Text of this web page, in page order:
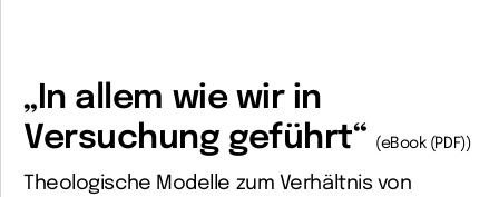
„In allem wie wir in
Versuchung geführt“
(eBook (PDF))
Theologische Modelle zum Verhältnis von